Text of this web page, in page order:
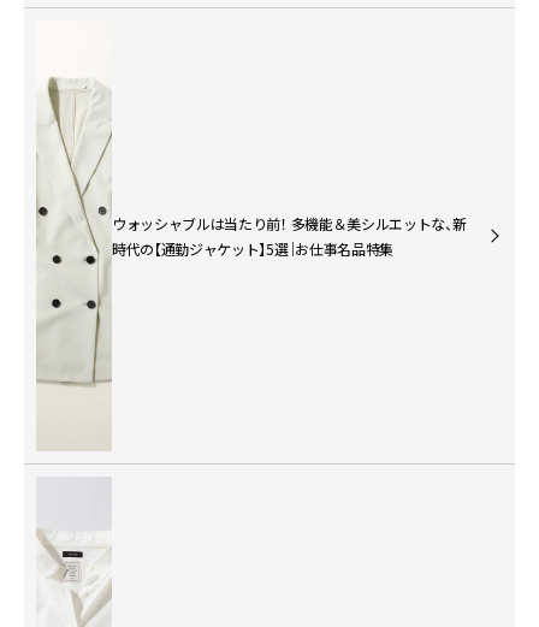
ウォッシャブルは当たり前！ 多機能＆美シルエットな、新
時代の【通勤ジャケット】5選｜お仕事名品特集